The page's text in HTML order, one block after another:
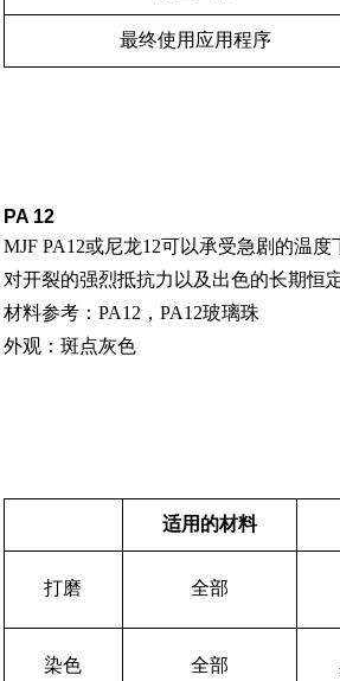
最终使用应用程序
PA 12
MJF PA12或尼龙12可以承受急剧的温
对开裂的强烈抵抗力以及出色的长期恒定
材料参考：PA12，PA12玻璃珠
外观：斑点灰色
适用的材料
打磨 全部
染色 全部